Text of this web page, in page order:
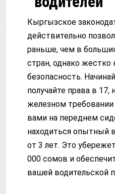
Кыргызское
действительно
раньше, чем в
стран, однако жестко
безопасность.
получайте права в 17,
железном
вами на переднем
находиться опытный
от 3 лет. Это
000 сомов и
вашей водительской